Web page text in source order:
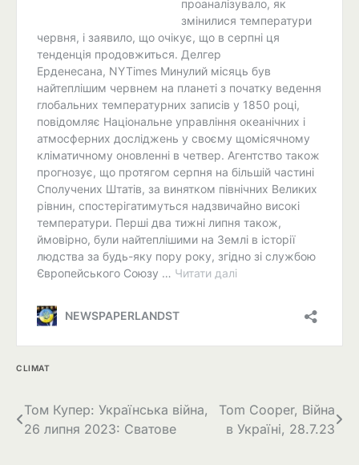
CLIMAT
Навігація
Том Купер: Українська війна,
26 липня 2023: Сватове
Tom Cooper, Війна
в Україні, 28.7.23